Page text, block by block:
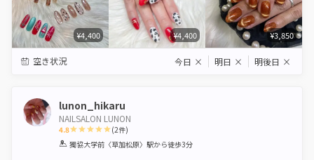
¥4,400 ¥4,400 ¥3,850
空き状況 今日 × 明日 × 明後日 ×
lunon_hikaru
NAILSALON LUNON
4.8
1 2 3 4 5
(2件)
獨協大学前〈草加松原〉駅から徒歩3分